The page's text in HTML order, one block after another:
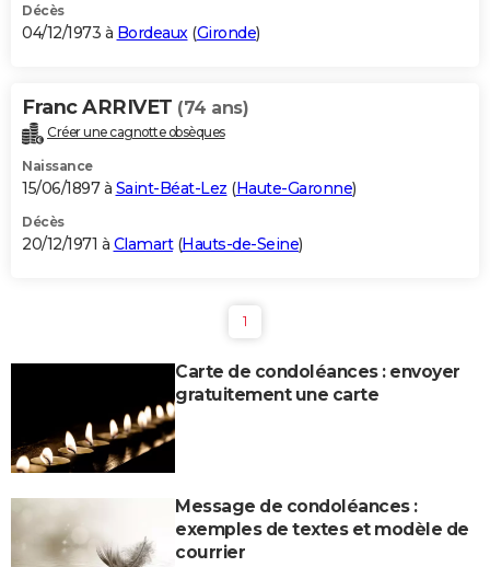
Décès
04/12/1973 à Bordeaux(Gironde)
Franc ARRIVET (74 ans)
Créer une cagnotte obsèques
Naissance
15/06/1897 à Saint-Béat-Lez (Haute-Garonne)
Décès
20/12/1971 à Clamart(Hauts-de-Seine)
1
Carte de condoléances : envoyer
gratuitement une carte
Message de condoléances :
exemples de textes et modèle de
courrier